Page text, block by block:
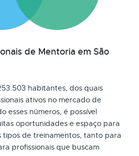
de Mentoria em São
habitantes, dos quais
ativos no mercado de
esses números, é possível
oportunidades e espaço para
tipos de treinamentos, tanto para
profissionais que buscam